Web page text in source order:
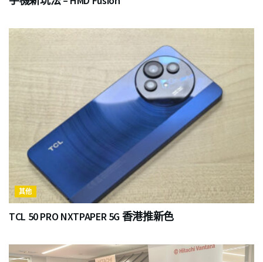
其他
TCL 50 PRO NXTPAPER 5G 香港推新色